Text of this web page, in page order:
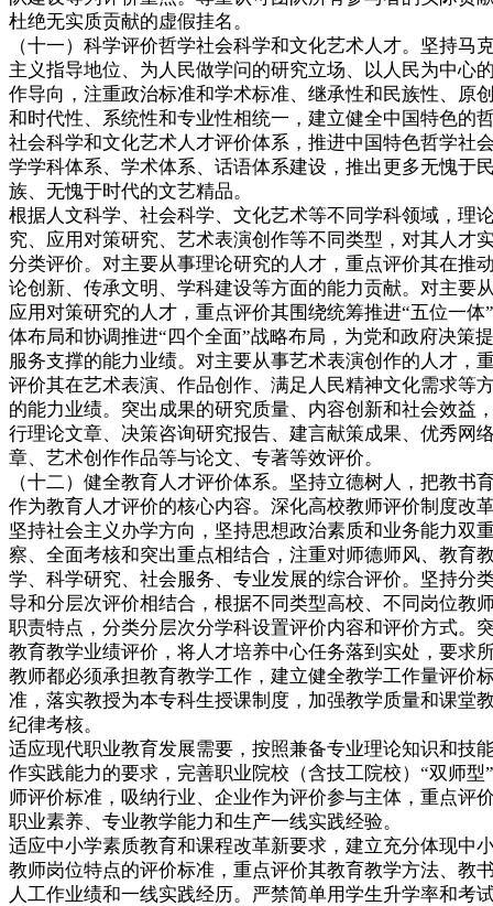
杜绝无实质贡献的虚假挂名。
（十一）科学评价哲学社会科学和文化艺术人才。坚持马
主义指导地位、为人民做学问的研究立场、以人民为中心
作导向，注重政治标准和学术标准、继承性和民族性、原
和时代性、系统性和专业性相统一，建立健全中国特色的
社会科学和文化艺术人才评价体系，推进中国特色哲学社
学学科体系、学术体系、话语体系建设，推出更多无愧于
族、无愧于时代的文艺精品。
根据人文科学、社会科学、文化艺术等不同学科领域，理
究、应用对策研究、艺术表演创作等不同类型，对其人才
分类评价。对主要从事理论研究的人才，重点评价其在推
论创新、传承文明、学科建设等方面的能力贡献。对主要
应用对策研究的人才，重点评价其围绕统筹推进“五位一体
体布局和协调推进“四个全面”战略布局，为党和政府决策
服务支撑的能力业绩。对主要从事艺术表演创作的人才，
评价其在艺术表演、作品创作、满足人民精神文化需求等
的能力业绩。突出成果的研究质量、内容创新和社会效益
行理论文章、决策咨询研究报告、建言献策成果、优秀网
章、艺术创作作品等与论文、专著等效评价。
（十二）健全教育人才评价体系。坚持立德树人，把教书
作为教育人才评价的核心内容。深化高校教师评价制度改
坚持社会主义办学方向，坚持思想政治素质和业务能力双
察、全面考核和突出重点相结合，注重对师德师风、教育
学、科学研究、社会服务、专业发展的综合评价。坚持分
导和分层次评价相结合，根据不同类型高校、不同岗位教
职责特点，分类分层次分学科设置评价内容和评价方式。
教育教学业绩评价，将人才培养中心任务落到实处，要求
教师都必须承担教育教学工作，建立健全教学工作量评价
准，落实教授为本专科生授课制度，加强教学质量和课堂
纪律考核。
适应现代职业教育发展需要，按照兼备专业理论知识和技
作实践能力的要求，完善职业院校（含技工院校）“双师型
师评价标准，吸纳行业、企业作为评价参与主体，重点评
职业素养、专业教学能力和生产一线实践经验。
适应中小学素质教育和课程改革新要求，建立充分体现中
教师岗位特点的评价标准，重点评价其教育教学方法、教
人工作业绩和一线实践经历。严禁简单用学生升学率和考